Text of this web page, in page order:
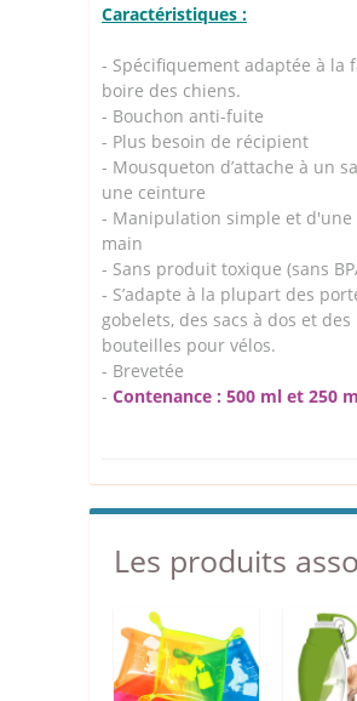
Caractéristiques :
- Spécifiquement adaptée à la
boire des chiens.
- Bouchon anti-fuite
- Plus besoin de récipient
- Mousqueton d’attache à un
une ceinture
- Manipulation simple et d'une
main
- Sans produit toxique (sans
- S’adapte à la plupart des
gobelets, des sacs à dos et des
bouteilles pour vélos.
- Brevetée
- Contenance : 500 ml et 250
Les produits